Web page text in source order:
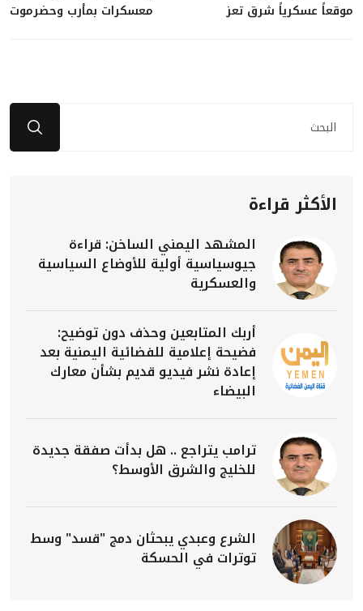
موقعاً عسكرياً شرق تعز
معسكرات بمأرب وحضرموت
الأكثر قراءة
المشهد اليمني الساخن: قراءة
جيوسياسية أولية للأوضاع السياسية
والعسكرية
أربك المتابعين وحذف دون توضيح:
فضيحة إعلامية للفضائية اليمنية بعد
إعادة نشر فيديو قديم بشأن معارك
البيضاء
ترامب يتراجع .. هل بدأت صفقة جديدة
للخليج والشرق الأوسط؟
الشرع وعبدي يبحثان دمج "قسد" وسط
توترات في الحسكة